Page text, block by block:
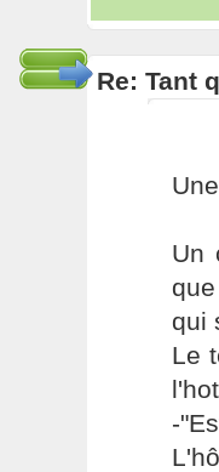
Re: Tant
Un
qui
Le
-